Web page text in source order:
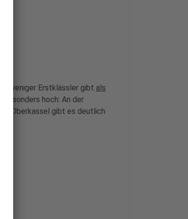
weniger Erstklässler gibt als
besonders hoch: An der
in Oberkassel gibt es deutlich